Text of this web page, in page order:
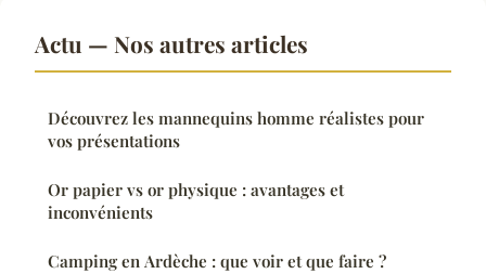
Actu — Nos autres articles
Découvrez les mannequins homme réalistes pour
vos présentations
Or papier vs or physique : avantages et
inconvénients
Camping en Ardèche : que voir et que faire ?